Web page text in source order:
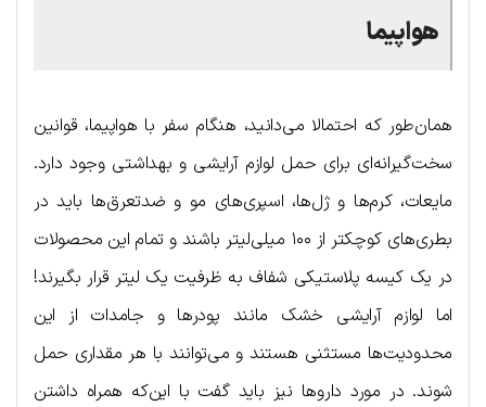
هواپیما
همان‌طور که احتمالا می‌دانید، هنگام سفر با هواپیما، قوانین
سخت‌گیرانه‌ای برای حمل لوازم آرایشی و بهداشتی وجود دارد.
مایعات، کرم‌ها و ژل‌ها، اسپری‌های مو و ضدتعرق‌ها باید در
بطری‌های کوچکتر از ۱۰۰ میلی‌لیتر باشند و تمام این محصولات
در یک کیسه پلاستیکی شفاف به ظرفیت یک لیتر قرار بگیرند!
اما لوازم آرایشی خشک مانند پودرها و جامدات از این
محدودیت‌ها مستثنی هستند و می‌توانند با هر مقداری حمل
شوند. در مورد داروها نیز باید گفت با این‌که همراه داشتن